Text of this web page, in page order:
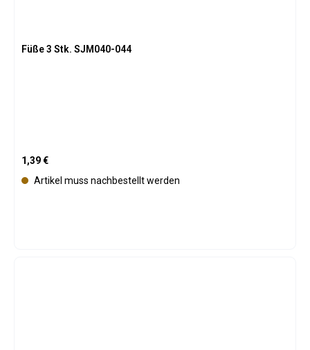
Füße 3 Stk. SJM040-044
Regulärer Preis:
1,39 €
Artikel muss nachbestellt werden